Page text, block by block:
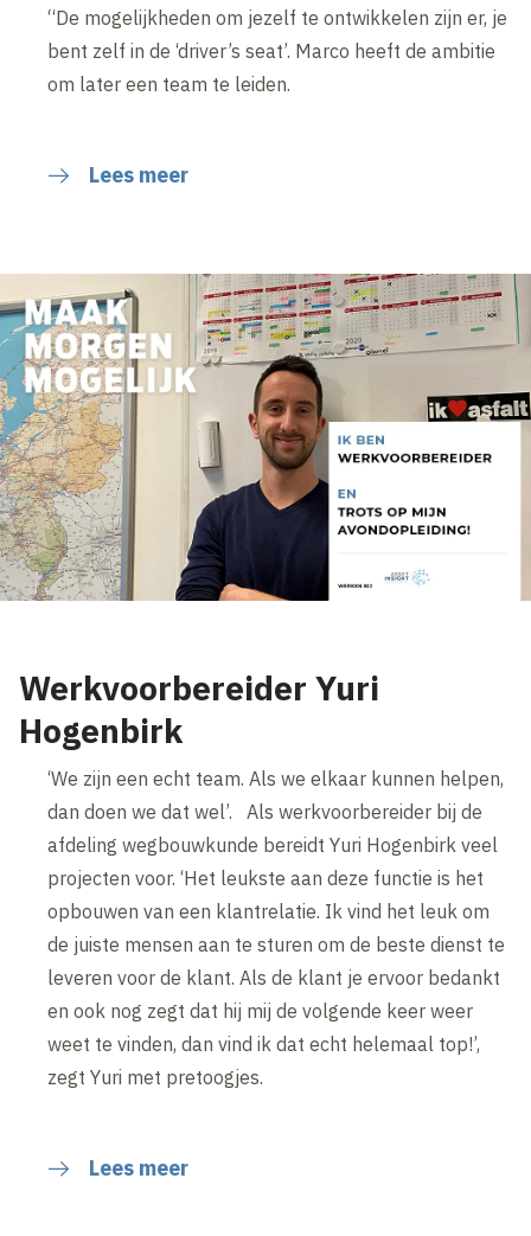
“De mogelijkheden om jezelf te ontwikkelen zijn er, je
bent zelf in de ‘driver’s seat’. Marco heeft de ambitie
om later een team te leiden.
Lees meer
Werkvoorbereider Yuri
Hogenbirk
‘We zijn een echt team. Als we elkaar kunnen helpen,
dan doen we dat wel’. Als werkvoorbereider bij de
afdeling wegbouwkunde bereidt Yuri Hogenbirk veel
projecten voor. ‘Het leukste aan deze functie is het
opbouwen van een klantrelatie. Ik vind het leuk om
de juiste mensen aan te sturen om de beste dienst te
leveren voor de klant. Als de klant je ervoor bedankt
en ook nog zegt dat hij mij de volgende keer weer
weet te vinden, dan vind ik dat echt helemaal top!’,
zegt Yuri met pretoogjes.
Lees meer